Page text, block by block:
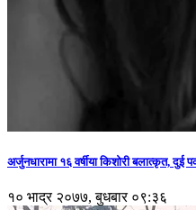
अर्जुनधारामा १६ वर्षीया किशोरी बलात्कृत, दुई
१० भाद्र २०७७, बुधबार ०९:३६